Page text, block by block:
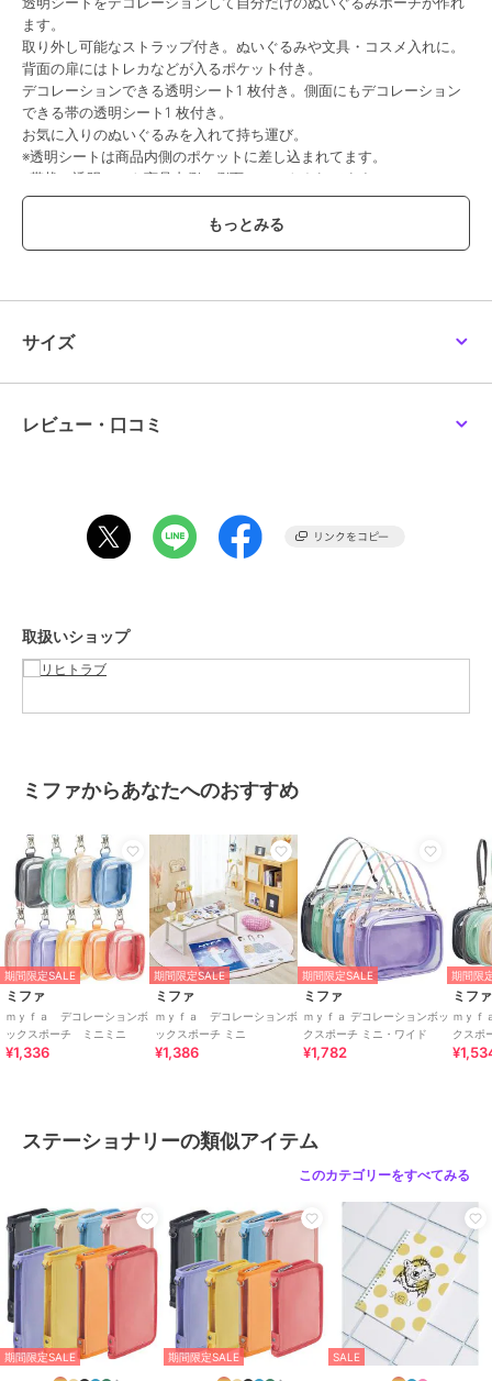
ます。
取り外し可能なストラップ付き。ぬいぐるみや文具・コスメ入れに。
背面の扉にはトレカなどが入るポケット付き。
デコレーションできる透明シート1 枚付き。側面にもデコレーション
できる帯の透明シート1 枚付き。
お気に入りのぬいぐるみを入れて持ち運び。
※透明シートは商品内側のポケットに差し込まれてます。
※帯状の透明シート商品内側の側面にセットされてます。
商品カテゴリ
１９ミントグリーン、１０ライラ
ックパープル
商品のお取り扱い方法
サイズ
レビュー・口コミ
取扱いショップ
ミファからあなたへのおすすめ
期間限定SALE
ミファ
ｍｙｆａ デコレーションボ
ックスポーチ ミニミニ
¥1,336
期間限定SALE
ミファ
ｍｙｆａ デコレーションボ
ックスポーチ ミニ
¥1,386
期間限定SALE
ミファ
ｍｙｆａ デコレーションボッ
クスポーチ ミニ・ワイド
¥1,782
期間限
ミファ
ｍｙｆ
クスポ
ステーショナリーの類似アイテム
このカテゴリーをすべてみる
期間限定SALE 期間限定SALE SALE